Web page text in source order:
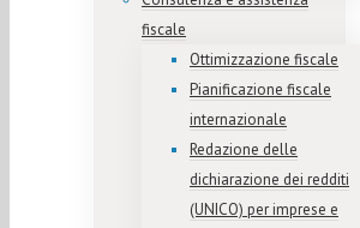
fiscale
Ottimizzazione fiscale
Pianificazione fiscale
internazionale
Redazione delle
dichiarazione dei redditi
(UNICO) per imprese e